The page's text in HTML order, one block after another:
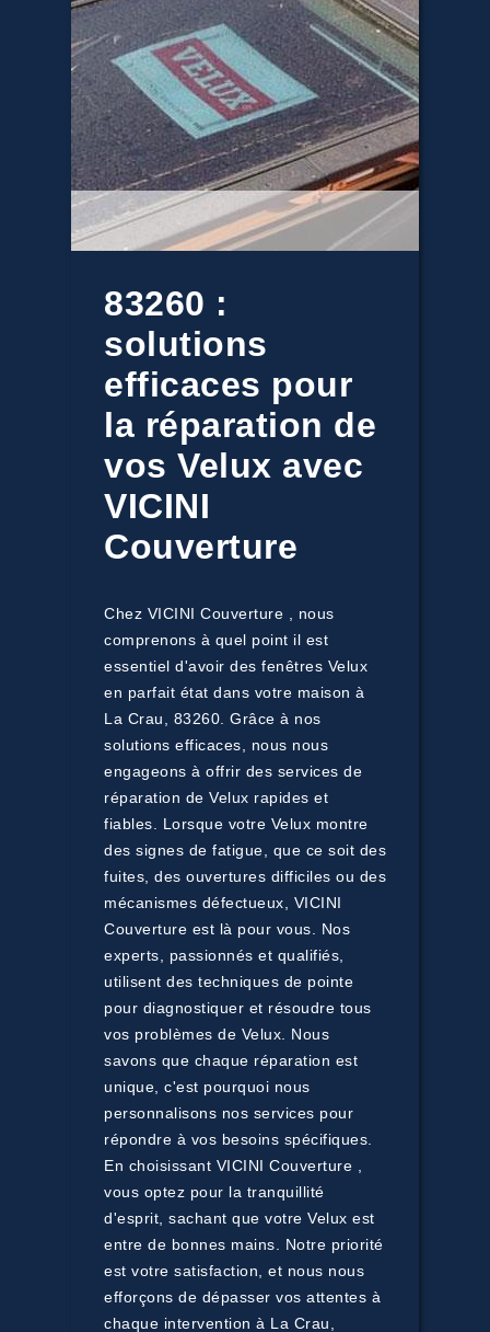
83260 :
solutions
efficaces pour
la réparation de
vos Velux avec
VICINI
Couverture
Chez VICINI Couverture , nous
comprenons à quel point il est
essentiel d'avoir des fenêtres Velux
en parfait état dans votre maison à
La Crau, 83260. Grâce à nos
solutions efficaces, nous nous
engageons à offrir des services de
réparation de Velux rapides et
fiables. Lorsque votre Velux montre
des signes de fatigue, que ce soit des
fuites, des ouvertures difficiles ou des
mécanismes défectueux, VICINI
Couverture est là pour vous. Nos
experts, passionnés et qualifiés,
utilisent des techniques de pointe
pour diagnostiquer et résoudre tous
vos problèmes de Velux. Nous
savons que chaque réparation est
unique, c'est pourquoi nous
personnalisons nos services pour
répondre à vos besoins spécifiques.
En choisissant VICINI Couverture ,
vous optez pour la tranquillité
d'esprit, sachant que votre Velux est
entre de bonnes mains. Notre priorité
est votre satisfaction, et nous nous
efforçons de dépasser vos attentes à
chaque intervention à La Crau,